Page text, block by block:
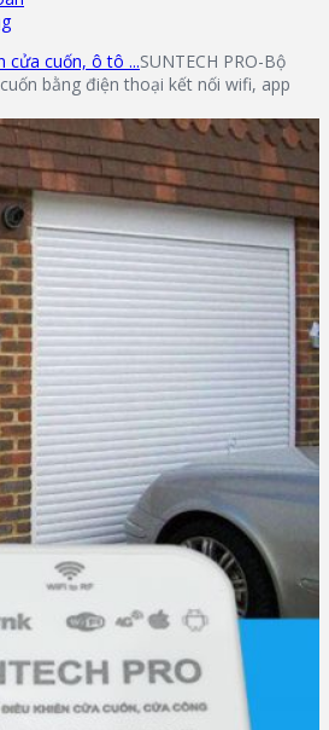
cửa cuốn, ô tô ...SUNTECH PRO-Bộ
bằng điện thoại kết nối wifi, app